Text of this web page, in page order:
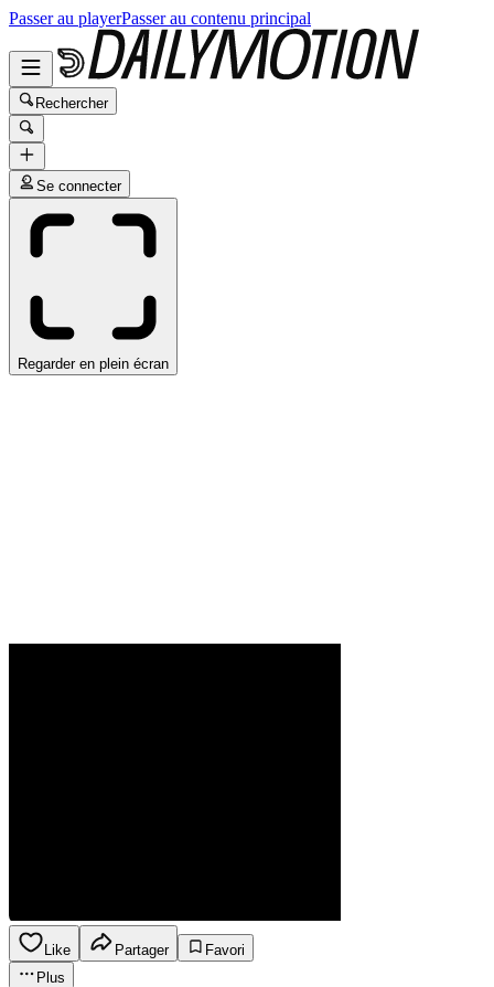
Passer au playerPasser au contenu principal
Rechercher
Se connecter
Regarder en plein écran
Like Partager
Favori
Plus